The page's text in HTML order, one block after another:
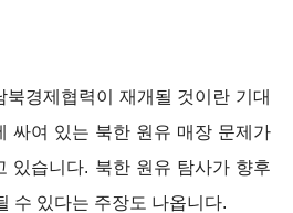
경제협력이 재개될 것이란 기대
싸여 있는 북한 원유 매장 문제가
있습니다. 북한 원유 탐사가 향후
수 있다는 주장도 나옵니다.